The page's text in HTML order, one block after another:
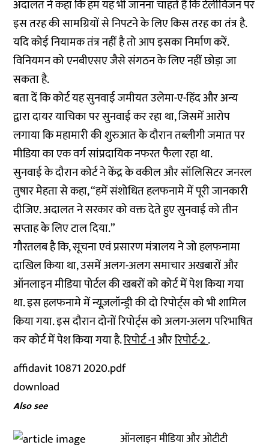
अदालत ने कहा कि हम यह भी जानना चाहते हैं कि टेलीविजन पर
इस तरह की सामग्रियों से निपटने के लिए किस तरह का तंत्र है.
यदि कोई नियामक तंत्र नहीं है तो आप इसका निर्माण करें.
विनियमन को एनबीएसए जैसे संगठन के लिए नहीं छोड़ा जा
सकता है.
बता दें कि कोर्ट यह सुनवाई जमीयत उलेमा-ए-हिंद और अन्य
द्वारा दायर याचिका पर सुनवाई कर रहा था, जिसमें आरोप
लगाया कि महामारी की शुरुआत के दौरान तब्लीगी जमात पर
मीडिया का एक वर्ग सांप्रदायिक नफरत फैला रहा था.
सुनवाई के दौरान कोर्ट ने केंद्र के वकील और सॉलिसिटर जनरल
तुषार मेहता से कहा, “हमें संशोधित हलफनामे में पूरी जानकारी
दीजिए. अदालत ने सरकार को वक्त देते हुए सुनवाई को तीन
सप्ताह के लिए टाल दिया.”
गौरतलब है कि, सूचना एवं प्रसारण मंत्रालय ने जो हलफनामा
दाखिल किया था, उसमें अलग-अलग समाचार अखबारों और
ऑनलाइन मीडिया पोर्टल की खबरों को कोर्ट में पेश किया गया
था. इस हलफनामे में न्यूज़लॉन्ड्री की दो रिपोर्ट्स को भी शामिल
किया गया. इस दौरान दोनों रिपोर्ट्स को अलग-अलग परिभाषित
कर कोर्ट में पेश किया गया है.रिपोर्ट -1औररिपोर्ट-2.
affidavit 10871 2020.pdf
download
Also see
ऑनलाइन मीडिया और ओटीटी